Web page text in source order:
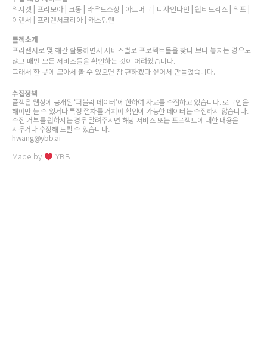
위시켓 | 프리모아 | 크몽 | 라우드소싱 | 아트머그 | 디자인나인 | 원티드긱스 | 위프 |
이랜서 | 프리랜서코리아 | 캐스팅엔
플젝소개
프리랜서로 몇 해간 활동하면서 서비스별로 프로젝트들을 찾다 보니 놓치는 경우도
많고 매번 모든 서비스들을 확인하는 것이 어려웠습니다.
그래서 한 곳에 모아서 볼 수 있으면 참 편하겠다 싶어서 만들었습니다.
수집정책
플젝은 웹상에 공개된 ‘퍼블릭 데이터’에 한하여 자료를 수집하고 있습니다. 로그인을
해야만 볼 수 있거나 특정 절차를 거쳐야 확인이 가능한 데이터는 수집하지 않습니다.
수집 거부를 원하시는 경우 알려주시면 해당 서비스 또는 프로젝트에 대한 내용을
지우거나 수정해 드릴 수 있습니다.
hwang@ybb.ai
Made by YBB